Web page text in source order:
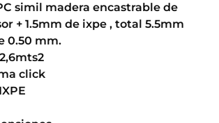
simil madera encastrable de
+ 1.5mm de ixpe , total 5.5mm
0.50 mm.
click